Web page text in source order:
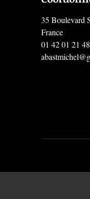
35 Boulevard
France
01 42 01 21 48